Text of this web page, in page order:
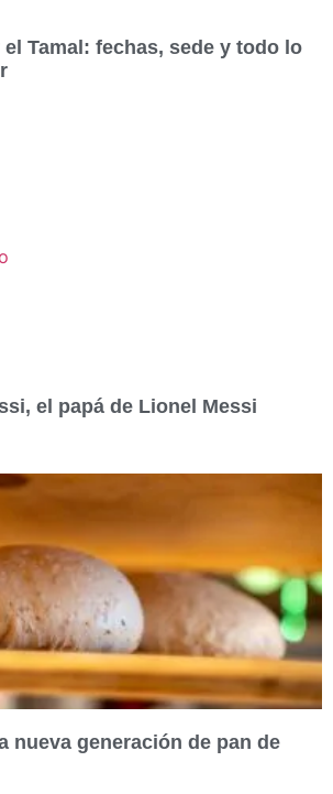
el Tamal: fechas, sede y todo lo
el papá de Lionel Messi
nueva generación de pan de